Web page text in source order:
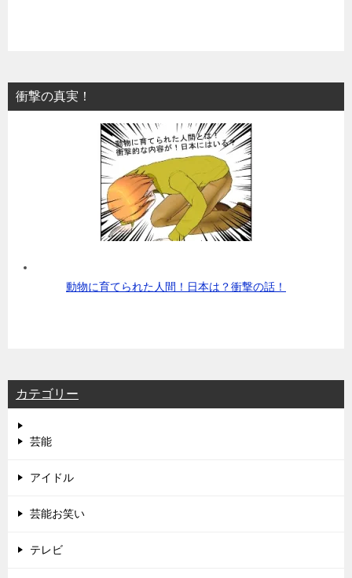
衝撃の真実！
動物に育てられた人間！日本は？衝撃の話！
カテゴリー
芸能
アイドル
芸能お笑い
テレビ